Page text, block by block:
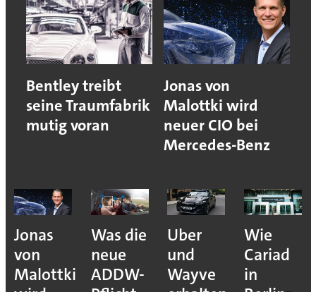
Bentley treibt
seine Traumfabrik
mutig voran
Jonas von
Malottki wird
neuer CIO bei
Mercedes-Benz
Jonas
von
Malottki
Was die
neue
ADDW-
Uber
und
Wayve
Wie
Cariad
in